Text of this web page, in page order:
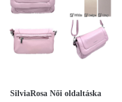
SilviaRosa Női oldaltáska